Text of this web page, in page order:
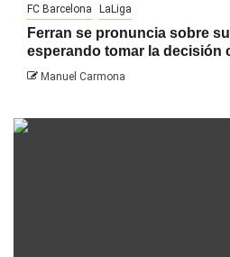
FC Barcelona LaLiga
Ferran se pronuncia sobre
esperando tomar la decisión
Manuel Carmona